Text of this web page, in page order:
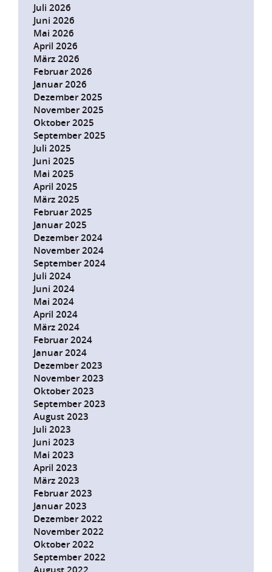
Juli 2026
Juni 2026
Mai 2026
April 2026
März 2026
Februar 2026
Januar 2026
Dezember 2025
November 2025
Oktober 2025
September 2025
Juli 2025
Juni 2025
Mai 2025
April 2025
März 2025
Februar 2025
Januar 2025
Dezember 2024
November 2024
September 2024
Juli 2024
Juni 2024
Mai 2024
April 2024
März 2024
Februar 2024
Januar 2024
Dezember 2023
November 2023
Oktober 2023
September 2023
August 2023
Juli 2023
Juni 2023
Mai 2023
April 2023
März 2023
Februar 2023
Januar 2023
Dezember 2022
November 2022
Oktober 2022
September 2022